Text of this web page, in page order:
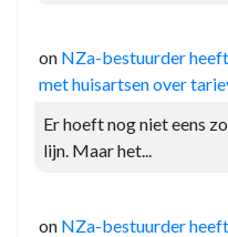
on NZa-bestuurder
met huisartsen over
Er hoeft nog niet eens
lijn. Maar het...
on NZa-bestuurder